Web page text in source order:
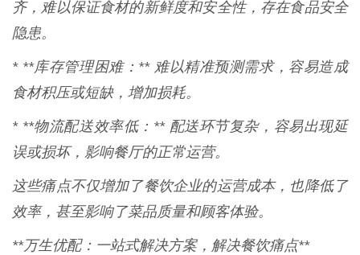
齐，难以保证食材的新鲜度和安全性，存在食品安全
隐患。
* **库存管理困难：** 难以精准预测需求，容易造成
食材积压或短缺，增加损耗。
* **物流配送效率低：** 配送环节复杂，容易出现延
误或损坏，影响餐厅的正常运营。
这些痛点不仅增加了餐饮企业的运营成本，也降低了
效率，甚至影响了菜品质量和顾客体验。
**万生优配：一站式解决方案，解决餐饮痛点**